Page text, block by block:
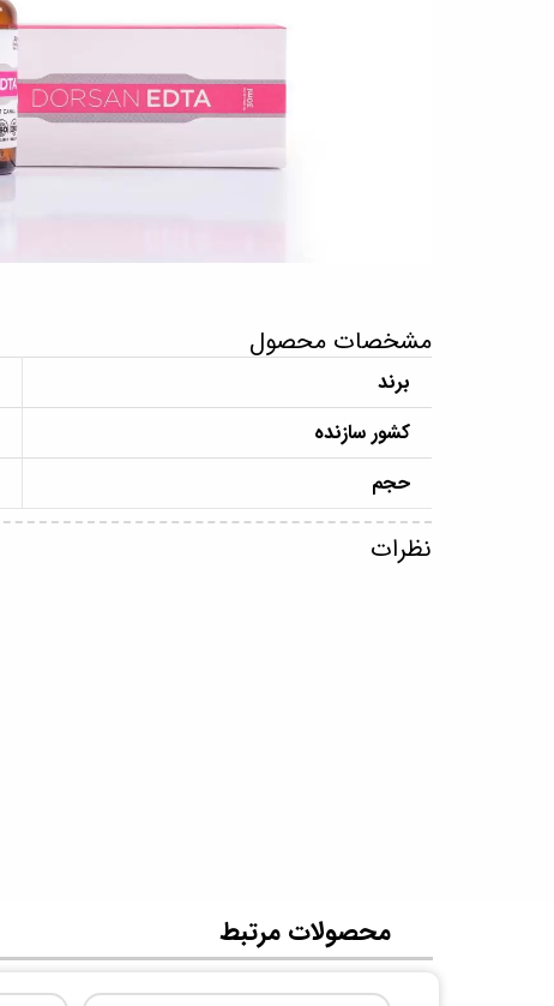
مشخصات محصول
برند
کشور سازنده
حجم
نظرات
​محصولات مرتبط